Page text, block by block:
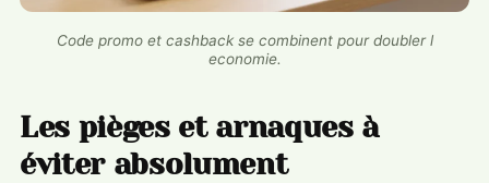
Code promo et cashback se combinent pour doubler l
economie.
Les pièges et arnaques à
éviter absolument